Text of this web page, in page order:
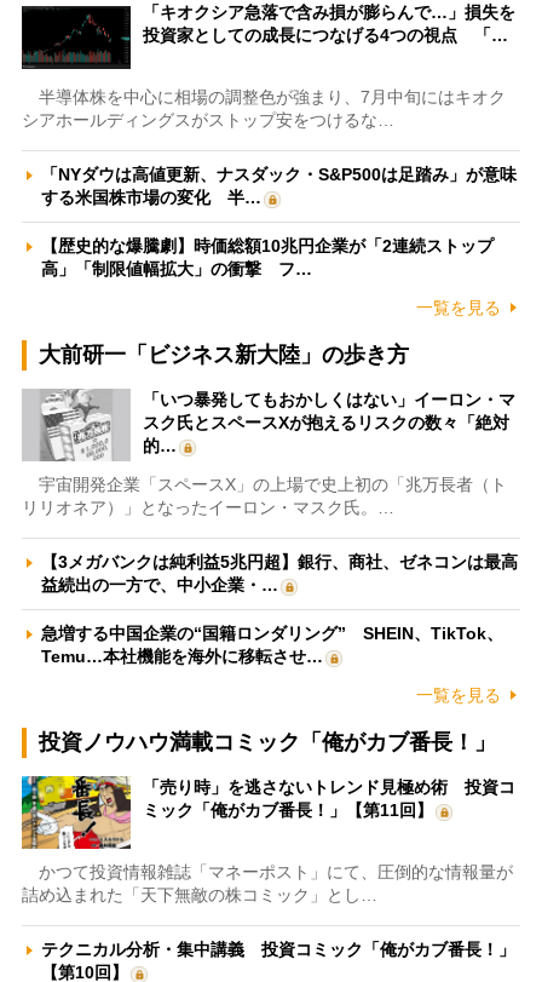
「キオクシア急落で含み損が膨らんで…」損失を
投資家としての成長につなげる4つの視点 「…
半導体株を中心に相場の調整色が強まり、7月中旬にはキオク
シアホールディングスがストップ安をつけるな…
「NYダウは高値更新、ナスダック・S&P500は足踏み」が意味
する米国株市場の変化 半…
【歴史的な爆騰劇】時価総額10兆円企業が「2連続ストップ
高」「制限値幅拡大」の衝撃 フ…
一覧を見る
大前研一「ビジネス新大陸」の歩き方
「いつ暴発してもおかしくはない」イーロン・マ
スク氏とスペースXが抱えるリスクの数々「絶対
的…
宇宙開発企業「スペースX」の上場で史上初の「兆万長者（ト
リリオネア）」となったイーロン・マスク氏。…
【3メガバンクは純利益5兆円超】銀行、商社、ゼネコンは最高
益続出の一方で、中小企業・…
急増する中国企業の“国籍ロンダリング” SHEIN、TikTok、
Temu…本社機能を海外に移転させ…
一覧を見る
投資ノウハウ満載コミック「俺がカブ番長！」
「売り時」を逃さないトレンド見極め術 投資コ
ミック「俺がカブ番長！」【第11回】
かつて投資情報雑誌「マネーポスト」にて、圧倒的な情報量が
詰め込まれた「天下無敵の株コミック」とし…
テクニカル分析・集中講義 投資コミック「俺がカブ番長！」
【第10回】